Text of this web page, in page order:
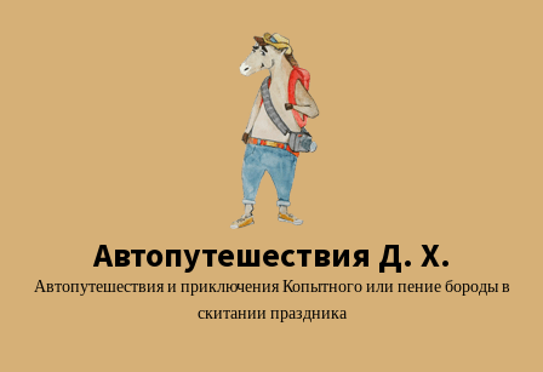
Автопутешествия Д. Х.
Автопутешествия и приключения Копытного или пение бороды в
скитании праздника